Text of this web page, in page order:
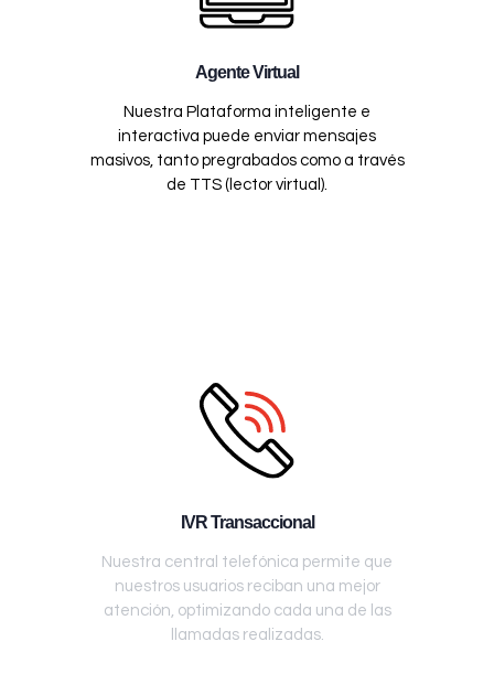
Agente Virtual
Nuestra Plataforma inteligente e
interactiva puede enviar mensajes
masivos, tanto pregrabados como a través
de TTS (lector virtual).
IVR Transaccional
Nuestra central telefónica permite que
nuestros usuarios reciban una mejor
atención, optimizando cada una de las
llamadas realizadas.